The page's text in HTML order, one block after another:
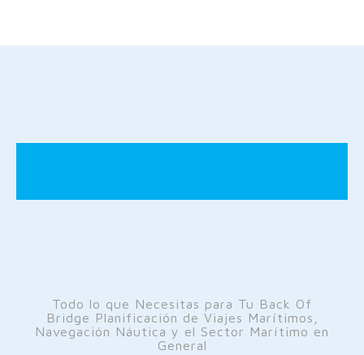
Todo lo que Necesitas para Tu Back Of
Bridge Planificación de Viajes Marítimos,
Navegación Náutica y el Sector Marítimo en
General